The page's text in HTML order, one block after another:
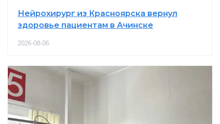
Нейрохирург из Красноярска вернул
здоровье пациентам в Ачинске
2026-08-06